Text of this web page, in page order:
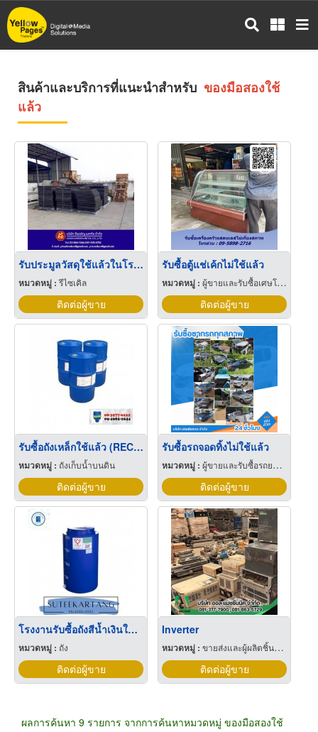
ข้าม
ไป
สินค้าและบริการที่แนะนำสำหรับ ของมือสองใช้
แล้ว
รับประมูลวัสดุใช้แล้วในโรงงาน
หมวดหมู่ :รีไซเคิล
ติดต่อผู้ขาย
รับซื้อตู้แช่เค้กไม่ใช้แล้ว
หมวดหมู่ :ผู้ขายและรับซื้อเศษโลหะ
ติดต่อผู้ขาย
รับซื้อถังเหล็กใช้แล้ว (RECONDITIONED STEEL DRUMS) สมุทรปราการ
หมวดหมู่ : ถังเก็บน้ำบนดิน
ติดต่อผู้ขาย
รับซื้อรถจอดทิ้งไม่ใช้แล้ว
หมวดหมู่ :ผู้ขายและรับซื้อรถยนต์ใช้แล้ว
ติดต่อผู้ขาย
โรงงานรับซื้อถังสีน้ำเงินใช้แล้ว
หมวดหมู่ : ถัง
ติดต่อผู้ขาย
Inverter
หมวดหมู่ :ขายส่งและผู้ผลิตชิ้นส่วนและอะไหล่เครื่องจักรกล
ติดต่อผู้ขาย
ผลการค้นหา 9 รายการ จากการค้นหาหมวดหมู่ ของมือสองใช้